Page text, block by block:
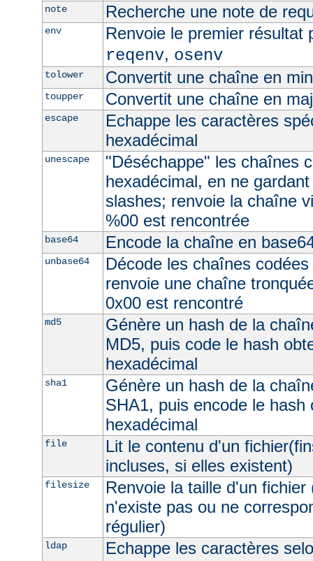
note Recherche une note de
env
Renvoie le premier résultat
reqenv, osenv
tolower Convertit une chaîne en
toupper Convertit une chaîne en
escape
Echappe les caractères
hexadécimal
unescape
"Déséchappe" les chaînes
hexadécimal, en ne
slashes; renvoie la chaîne
%00 est rencontrée
base64 Encode la chaîne en
unbase64
Décode les chaînes
renvoie une chaîne
0x00 est rencontré
md5
Génère un hash de la
MD5, puis code le hash
hexadécimal
sha1
Génère un hash de la
SHA1, puis encode le hash
hexadécimal
file
Lit le contenu d'un
incluses, si elles existent)
filesize
Renvoie la taille d'un
n'existe pas ou ne
régulier)
ldap
Echappe les caractères